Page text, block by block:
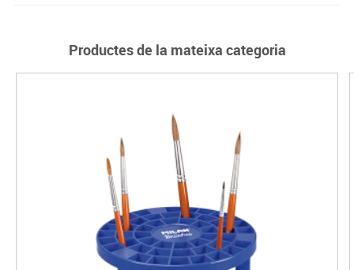
Productes de la mateixa categoria